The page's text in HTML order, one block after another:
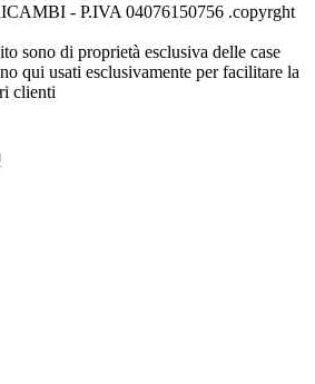
- P.IVA 04076150756 .copyrght
sono di proprietà esclusiva delle case
qui usati esclusivamente per facilitare la
clienti